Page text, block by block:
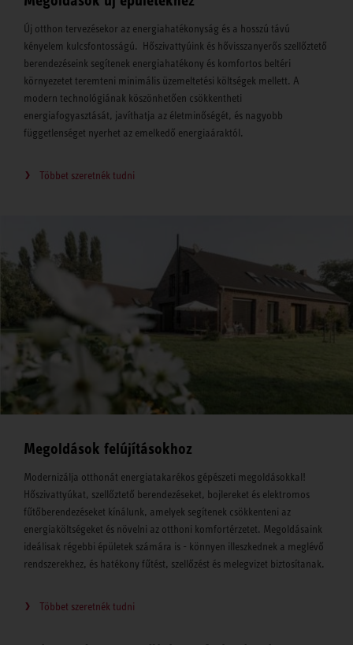
Új otthon tervezésekor az energiahatékonyság és a hosszú távú
kényelem kulcsfontosságú. Hőszivattyúink és hővisszanyerős szellőztető
berendezéseink segítenek energiahatékony és komfortos beltéri
környezetet teremteni minimális üzemeltetési költségek mellett. A
modern technológiának köszönhetően csökkentheti
energiafogyasztását, javíthatja az életminőségét, és nagyobb
függetlenséget nyerhet az emelkedő energiaáraktól.
Többet szeretnék tudni
Megoldások felújításokhoz
Modernizálja otthonát energiatakarékos gépészeti megoldásokkal!
Hőszivattyúkat, szellőztető berendezéseket, bojlereket és elektromos
fűtőberendezéseket kínálunk, amelyek segítenek csökkenteni az
energiaköltségeket és növelni az otthoni komfortérzetet. Megoldásaink
ideálisak régebbi épületek számára is - könnyen illeszkednek a meglévő
rendszerekhez, és hatékony fűtést, szellőzést és melegvizet biztosítanak.
Többet szeretnék tudni